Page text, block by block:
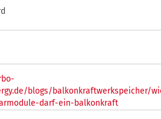
blogs/balkonkraftwerkspeicher/
darf-ein-balkonkraft